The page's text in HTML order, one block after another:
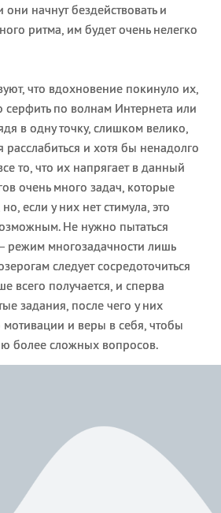
начнут бездействовать и
ритма, им будет очень нелегко
что вдохновение покинуло их,
серфить по волнам Интернета или
в одну точку, слишком велико,
и хотя бы ненадолго
то, что их напрягает в данный
очень много задач, которые
если у них нет стимула, это
Не нужно пытаться
режим многозадачности лишь
следует сосредоточиться
всего получается, и сперва
задания, после чего у них
мотивации и веры в себя, чтобы
более сложных вопросов.